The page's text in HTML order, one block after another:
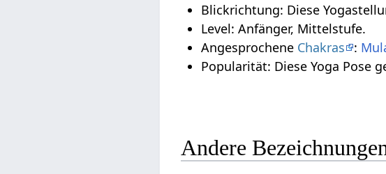
Blickrichtung: Diese
Level: Anfänger, Mittelstufe.
Angesprochene Chakras :
Popularität: Diese Yoga Pose
Andere